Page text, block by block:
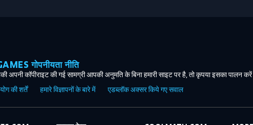
गोपनीयता नीति
अपनी कॉपीराइट की गई सामग्री आपकी अनुमति के बिना हमारी साइट पर है, तो कृपया इसका पालन करें
की शर्तें हमारे विज्ञापनों के बारे में एडब्लॉक अक्सर किये गए सवाल